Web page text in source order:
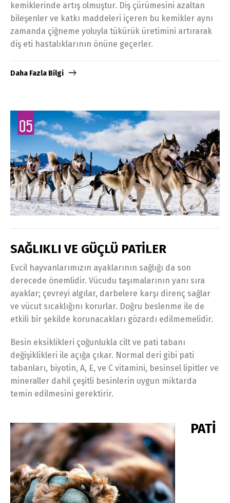
kemiklerinde artış olmuştur. Diş çürümesini azaltan
bileşenler ve katkı maddeleri içeren bu kemikler aynı
zamanda çiğneme yoluyla tükürük üretimini artırarak
diş eti hastalıklarının önüne geçerler.
Daha Fazla Bilgi
SAĞLIKLI VE GÜÇLÜ PATİLER
Evcil hayvanlarımızın ayaklarının sağlığı da son
derecede önemlidir. Vücudu taşımalarının yanı sıra
ayaklar; çevreyi algılar, darbelere karşı direnç sağlar
ve vücut sıcaklığını korurlar. Doğru beslenme ile de
etkili bir şekilde korunacakları gözardı edilmemelidir.
Besin eksiklikleri çoğunlukla cilt ve pati tabanı
değişiklikleri ile açığa çıkar. Normal deri gibi pati
tabanları, biyotin, A, E, ve C vitamini, besinsel lipitler ve
mineraller dahil çeşitli besinlerin uygun miktarda
temin edilmesini gerektirir.
PATİ